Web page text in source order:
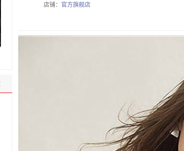
店铺： 官方旗舰店